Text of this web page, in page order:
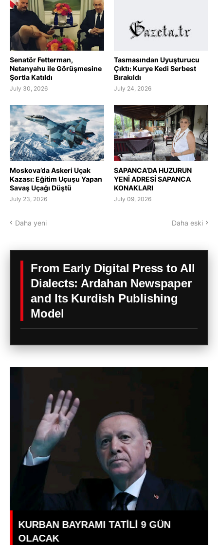
Senatör Fetterman,
Netanyahu ile Görüşmesine
Şortla Katıldı
July 30, 2026
Tasmasından Uyuşturucu
Çıktı: Kurye Kedi Serbest
Bırakıldı
July 24, 2026
Moskova’da Askeri Uçak
Kazası: Eğitim Uçuşu Yapan
Savaş Uçağı Düştü
July 23, 2026
SAPANCA’DA HUZURUN
YENİ ADRESİ SAPANCA
KONAKLARI
July 09, 2026
Daha yeni Daha eski
From Early Digital Press to All
Dialects: Ardahan Newspaper
and Its Kurdish Publishing
Model
KURBAN BAYRAMI TATİLİ 9 GÜN
OLACAK